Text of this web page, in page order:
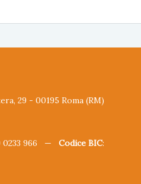
29 - 00195 Roma (RM)
0233 966 — Codice BIC: